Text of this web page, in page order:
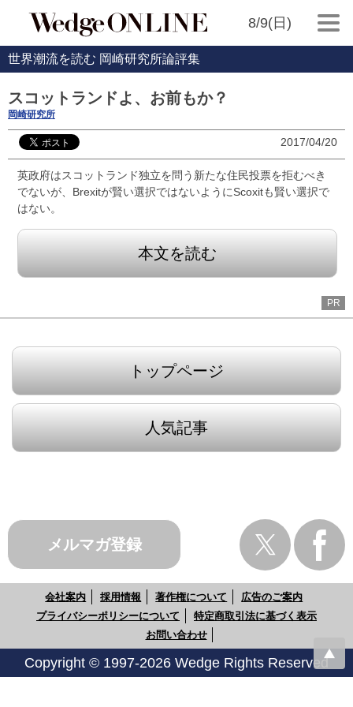
8/9(日)
世界潮流を読む 岡崎研究所論評集
スコットランドよ、お前もか？
岡崎研究所
2017/04/20
英政府はスコットランド独立を問う新たな住民投票を拒むべき
でないが、Brexitが賢い選択ではないようにScoxitも賢い選択で
はない。
本文を読む
PR
トップページ
人気記事
メルマガ登録
会社案内 採用情報 著作権について
広告のご案内
プライバシーポリシーについて
特定商取引法に基づく表示
お問い合わせ
Copyright © 1997-2026 Wedge Rights Reserved